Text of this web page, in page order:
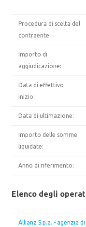
Procedura di scelta del
contraente:
Importo di
aggiudicazione:
Data di effettivo
inizio:
Data di ultimazione:
Importo delle somme
liquidate:
Anno di riferimento:
Elenco degli
Allianz S.p.a. - agenzia